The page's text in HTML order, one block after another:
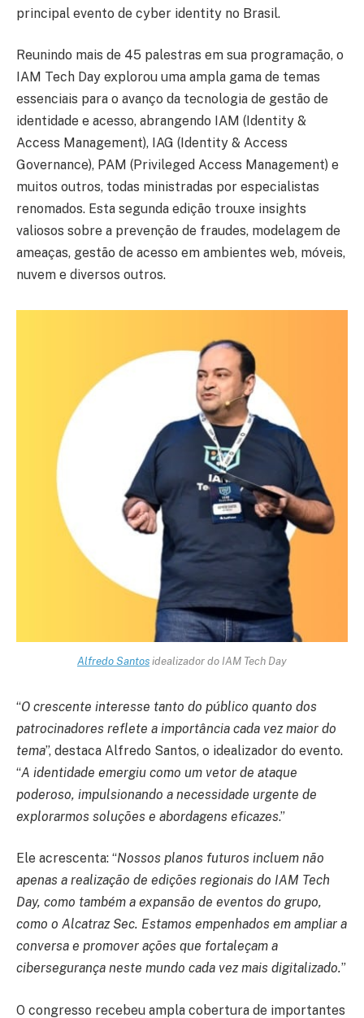
principal evento de cyber identity no Brasil.
Reunindo mais de 45 palestras em sua programação, o
IAM Tech Day explorou uma ampla gama de temas
essenciais para o avanço da tecnologia de gestão de
identidade e acesso, abrangendo IAM (Identity &
Access Management), IAG (Identity & Access
Governance), PAM (Privileged Access Management) e
muitos outros, todas ministradas por especialistas
renomados. Esta segunda edição trouxe insights
valiosos sobre a prevenção de fraudes, modelagem de
ameaças, gestão de acesso em ambientes web, móveis,
nuvem e diversos outros.
Alfredo Santosidealizador do IAM Tech Day
“O crescente interesse tanto do público quanto dos
patrocinadores reflete a importância cada vez maior do
tema”, destaca Alfredo Santos, o idealizador do evento.
“A identidade emergiu como um vetor de ataque
poderoso, impulsionando a necessidade urgente de
explorarmos soluções e abordagens eficazes.”
Ele acrescenta: “Nossos planos futuros incluem não
apenas a realização de edições regionais do IAM Tech
Day, como também a expansão de eventos do grupo,
como o Alcatraz Sec. Estamos empenhados em ampliar a
conversa e promover ações que fortaleçam a
cibersegurança neste mundo cada vez mais digitalizado.”
O congresso recebeu ampla cobertura de importantes